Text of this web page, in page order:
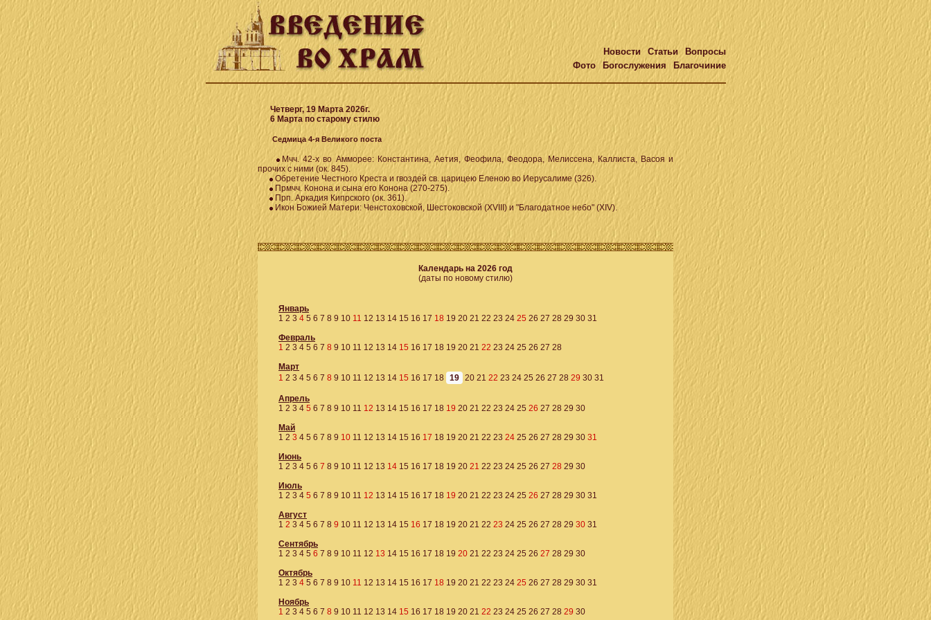
Новости Статьи
Вопросы
Фото
Богослужения Благочиние
Четверг, 19 Марта 2026г.
6 Марта по старому стилю
Седмица 4-я Великого поста
Мчч. 42-х во Амморее: Константина, Аетия, Феофила, Феодора, Мелиссена, Каллиста, Васоя и
прочих с ними (ок. 845).
Обретение Честного Креста и гвоздей св. царицею Еленою во Иерусалиме (326).
Прмчч. Конона и сына его Конона (270-275).
Прп. Аркадия Кипрского (ок. 361).
Икон Божией Матери: Ченстоховской, Шестоковской (XVIII) и "Благодатное небо" (XIV).
Календарь на 2026 год
(даты по новому стилю)
Январь
1 2 3 4 5 6 7 8 9 10 11 12 13 14 15 16 17 18 19 20 21 22 23 24 25 26 27 28 29 30 31
Февраль
1 2 3 4 5 6 7 8 9 10 11 12 13 14 15 16 17 18 19 20 21 22 23 24 25 26 27 28
Март
1 2 3 4 5 6 7 8 9 10 11 12 13 14 15 16 17 18 19 20 21 22 23 24 25 26 27 28 29 30 31
Апрель
1 2 3 4 5 6 7 8 9 10 11 12 13 14 15 16 17 18 19 20 21 22 23 24 25 26 27 28 29 30
Май
1 2 3 4 5 6 7 8 9 10 11 12 13 14 15 16 17 18 19 20 21 22 23 24 25 26 27 28 29 30 31
Июнь
1 2 3 4 5 6 7 8 9 10 11 12 13 14 15 16 17 18 19 20 21 22 23 24 25 26 27 28 29 30
Июль
1 2 3 4 5 6 7 8 9 10 11 12 13 14 15 16 17 18 19 20 21 22 23 24 25 26 27 28 29 30 31
Август
1 2 3 4 5 6 7 8 9 10 11 12 13 14 15 16 17 18 19 20 21 22 23 24 25 26 27 28 29 30 31
Сентябрь
1 2 3 4 5 6 7 8 9 10 11 12 13 14 15 16 17 18 19 20 21 22 23 24 25 26 27 28 29 30
Октябрь
1 2 3 4 5 6 7 8 9 10 11 12 13 14 15 16 17 18 19 20 21 22 23 24 25 26 27 28 29 30 31
Ноябрь
1 2 3 4 5 6 7 8 9 10 11 12 13 14 15 16 17 18 19 20 21 22 23 24 25 26 27 28 29 30